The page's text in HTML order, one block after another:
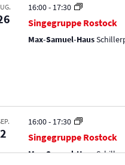
Singegruppe Rostock
16:00- 17:30
Max-Samuel-Haus
2 Singegruppe Rostock
16:00- 17:30
Max-Samuel-Haus